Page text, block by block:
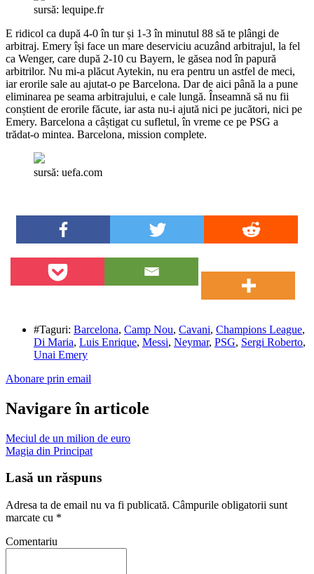
sursă: lequipe.fr
E ridicol ca după 4-0 în tur și 1-3 în minutul 88 să te plângi de
arbitraj. Emery își face un mare deserviciu acuzând arbitrajul, la fel
ca Wenger, care după 2-10 cu Bayern, le găsea nod în papură
arbitrilor. Nu mi-a plăcut Aytekin, nu era pentru un astfel de meci,
iar erorile sale au ajutat-o pe Barcelona. Dar de aici până la a pune
eliminarea pe seama arbitrajului, e cale lungă. Înseamnă să nu fii
conștient de erorile făcute, iar asta nu-i ajută nici pe jucători, nici pe
Emery. Barcelona a câștigat cu sufletul, în vreme ce pe PSG a
trădat-o mintea. Barcelona, mission complete.
sursă: uefa.com
#Taguri: Barcelona, Camp Nou, Cavani, Champions League,
Di Maria, Luis Enrique, Messi, Neymar, PSG, Sergi Roberto,
Unai Emery
Abonare prin email
Navigare în articole
Meciul de un milion de euro
Magia din Principat
Lasă un răspuns
Adresa ta de email nu va fi publicată. Câmpurile obligatorii sunt
marcate cu *
Comentariu